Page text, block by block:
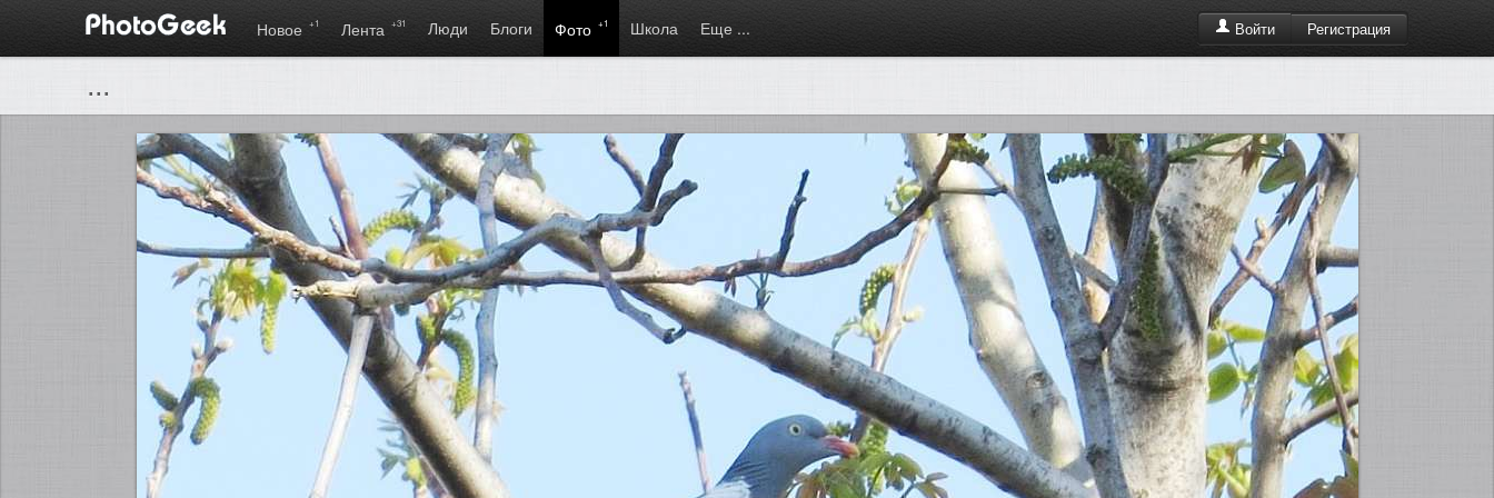
Войти Регистрация
Новое +1 Лента +31 Люди Блоги Фото +1 Школа Еще ...
...